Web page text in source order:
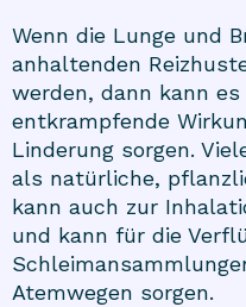
Wenn die Lunge und
anhaltenden
werden, dann kann
entkrampfende
Linderung sorgen.
als natürliche,
kann auch zur
und kann für die
Atemwegen sorgen.